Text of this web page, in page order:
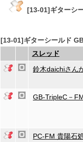
[13-01]ギターシ
[13-01]ギターシールド
スレッド
鈴木daichiさん
GB-TripleC－
PC-FM 貴陽石